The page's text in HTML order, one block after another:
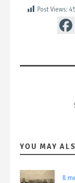
Post Views:
YOU MAY
Il